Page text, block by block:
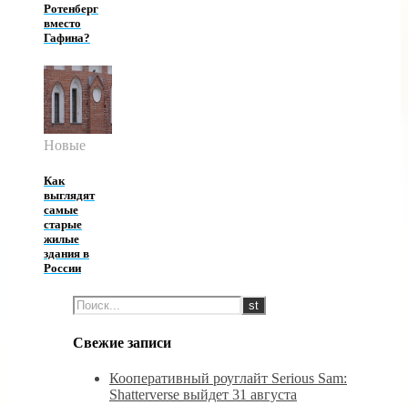
Ротенберг
вместо
Гафина?
Новые
Как
выглядят
самые
старые
жилые
здания в
России
Свежие записи
Кооперативный роуглайт Serious Sam:
Shatterverse выйдет 31 августа